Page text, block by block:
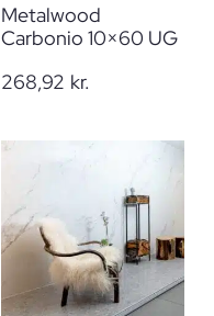
Metalwood
Carbonio 10×60 UG
268,92 kr.